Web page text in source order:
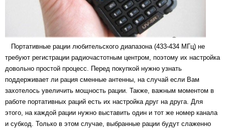
Портативные рации любительского диапазона (433-434 МГц) не
требуют регистрации радиочастотным центром, поэтому их настройка
довольно простой процесс. Перед покупкой нужно узнать
поддерживает ли рация сменные антенны, на случай если Вам
захотелось увеличить мощность рации. Также, важным моментом в
работе портативных раций есть их настройка друг на друга. Для
этого, на каждой рации нужно выставить один и тот же номер канала
и субкод. Только в этом случае, выбранные рации будут слаженно